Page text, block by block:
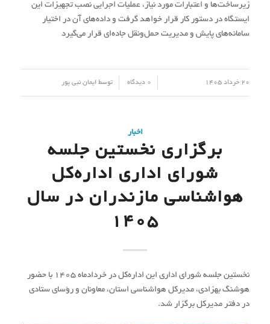
زیرساخت‌ها و اعتبارات مورد نیاز، عملیات اجرایی نصب تجهیزات این
ایستگاه در دستور کار قرار خواهد گرفت و داده‌های آن در اختیار
سامانه‌های پایش و مدیریت حمل‌ونقل جاده‌ای قرار می‌گیرد
20 خرداد 1405 0 دیدگاه توسط ایمان نبی پور
اخبار
برگزاری نخستین جلسه
شورای اداری اداره‌کل
هواشناسی مازندران در سال
۱۴۰۵
نخستین جلسه شورای اداری این اداره‌کل در خردادماه ۱۴۰۵ با حضور
هوشنگ بهزادی، مدیرکل هواشناسی استان، معاونان و رؤسای ستادی
در دفتر مدیرکل برگزار شد.